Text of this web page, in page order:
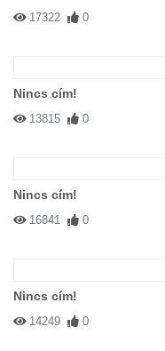
17322 0
Nincs cím!
13815 0
Nincs cím!
16841 0
Nincs cím!
14249 0